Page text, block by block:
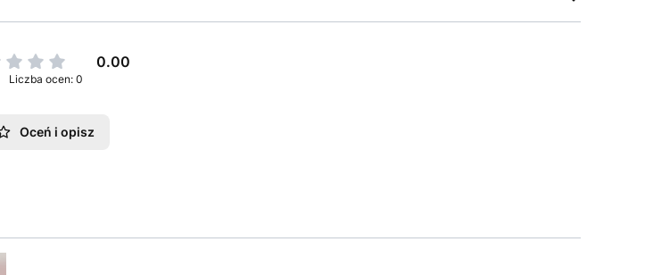
0.00
Liczba ocen: 0
Oceń i opisz